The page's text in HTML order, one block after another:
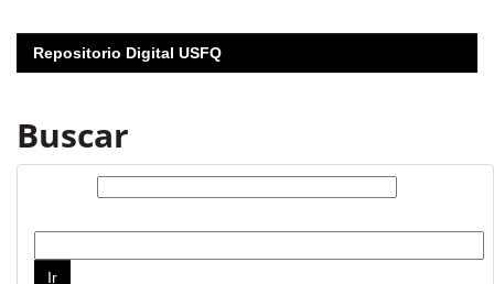
Repositorio Digital USFQ
Buscar